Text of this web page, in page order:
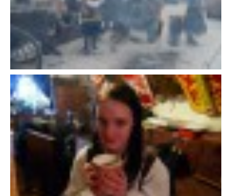
HISTORIE - 2010 - 2020
JAK NÁM POMOCI - POMÁHAJÍ NÁM :-)
Fretky Boleslav, z.s.
Trnová 15
294 25 Katusice
602 692 130
info@fretkyboleslav.cz
© 2026 eStránky.cz | RSS| WebSlice |Tisk| Aktualizováno: 1. 8. 2026|